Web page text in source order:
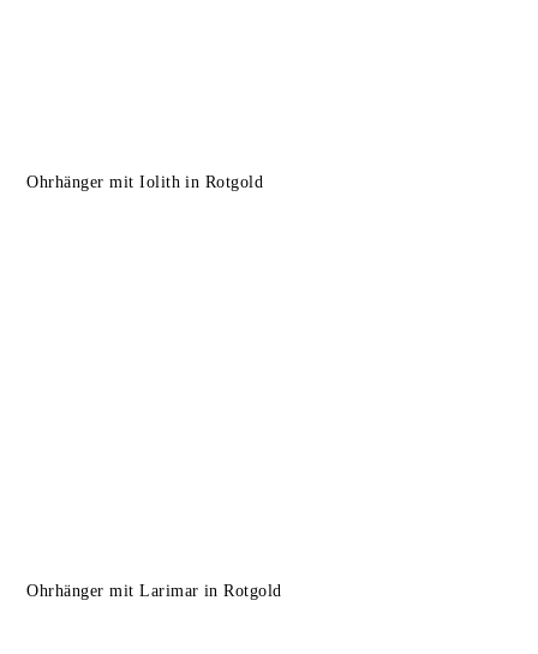
Ohrhänger mit Iolith in Rotgold
Ohrhänger mit Larimar in Rotgold